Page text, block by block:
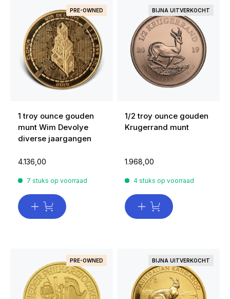
PRE-OWNED
1 troy ounce gouden
munt Wim Devolye
diverse jaargangen
4.136,00
7 stuks op voorraad
BIJNA UITVERKOCHT
1/2 troy ounce gouden
Krugerrand munt
1.968,00
4 stuks op voorraad
PRE-OWNED BIJNA UITVERKOCHT